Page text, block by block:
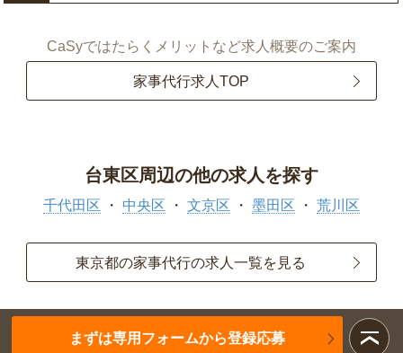
CaSyではたらくメリットなど求人概要のご案内
家事代行求人TOP
台東区周辺の他の求人を探す
千代田区 中央区 文京区 墨田区 荒川区
東京都の家事代行の求人一覧を見る
まずは専用フォームから登録応募